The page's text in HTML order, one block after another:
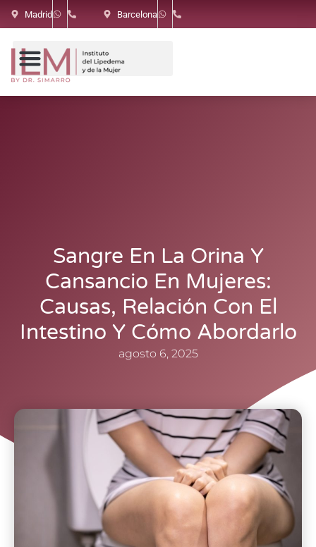
Madrid Barcelona
Sangre En La Orina Y
Cansancio En Mujeres:
Causas, Relación Con El
Intestino Y Cómo Abordarlo
agosto 6, 2025